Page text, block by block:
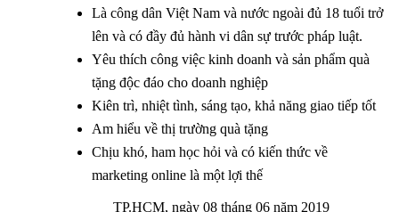
Là công dân Việt Nam và nước ngoài đủ 18 tuổi trở
lên và có đầy đủ hành vi dân sự trước pháp luật.
Yêu thích công việc kinh doanh và sản phẩm quà
tặng độc đáo cho doanh nghiệp
Kiên trì, nhiệt tình, sáng tạo, khả năng giao tiếp tốt
Am hiểu về thị trường quà tặng
Chịu khó, ham học hỏi và có kiến thức về
marketing online là một lợi thế
TP.HCM, ngày 08 tháng 06 năm 2019